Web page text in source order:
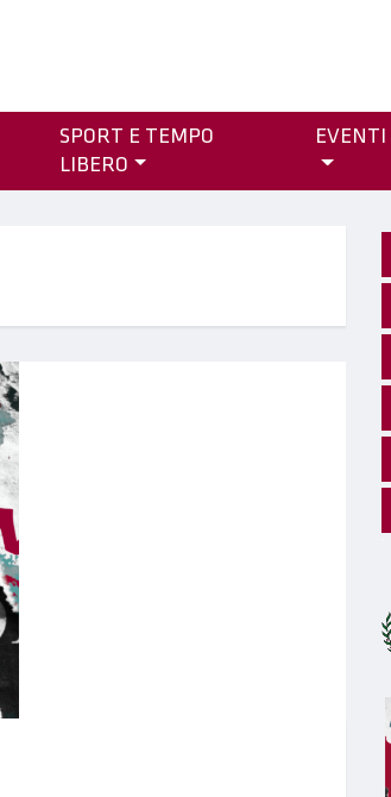
SPORT E TEMPO
LIBERO
EVENTI